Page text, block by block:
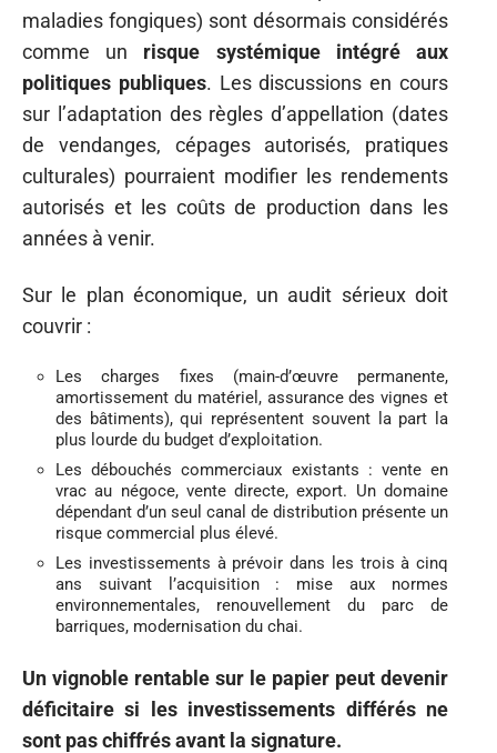
maladies fongiques) sont désormais considérés
comme un risque systémique intégré aux
politiques publiques. Les discussions en cours
sur l’adaptation des règles d’appellation (dates
de vendanges, cépages autorisés, pratiques
culturales) pourraient modifier les rendements
autorisés et les coûts de production dans les
années à venir.
Sur le plan économique, un audit sérieux doit
couvrir :
Les charges fixes (main-d’œuvre permanente,
amortissement du matériel, assurance des vignes et
des bâtiments), qui représentent souvent la part la
plus lourde du budget d’exploitation.
Les débouchés commerciaux existants : vente en
vrac au négoce, vente directe, export. Un domaine
dépendant d’un seul canal de distribution présente un
risque commercial plus élevé.
Les investissements à prévoir dans les trois à cinq
ans suivant l’acquisition : mise aux normes
environnementales, renouvellement du parc de
barriques, modernisation du chai.
Un vignoble rentable sur le papier peut devenir
déficitaire si les investissements différés ne
sont pas chiffrés avant la signature.